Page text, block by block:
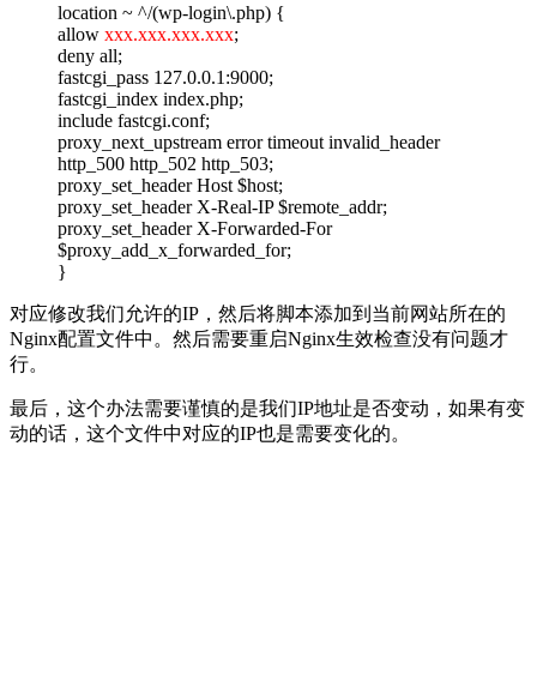
location ~ ^/(wp-login\.php) {
allow xxx.xxx.xxx.xxx;
deny all;
fastcgi_pass 127.0.0.1:9000;
fastcgi_index index.php;
include fastcgi.conf;
proxy_next_upstream error timeout invalid_header
http_500 http_502 http_503;
proxy_set_header Host $host;
proxy_set_header X-Real-IP $remote_addr;
proxy_set_header X-Forwarded-For
$proxy_add_x_forwarded_for;
}
对应修改我们允许的IP，然后将脚本添加到当前网站所在的
Nginx配置文件中。然后需要重启Nginx生效检查没有问题才
行。
最后，这个办法需要谨慎的是我们IP地址是否变动，如果有变
动的话，这个文件中对应的IP也是需要变化的。